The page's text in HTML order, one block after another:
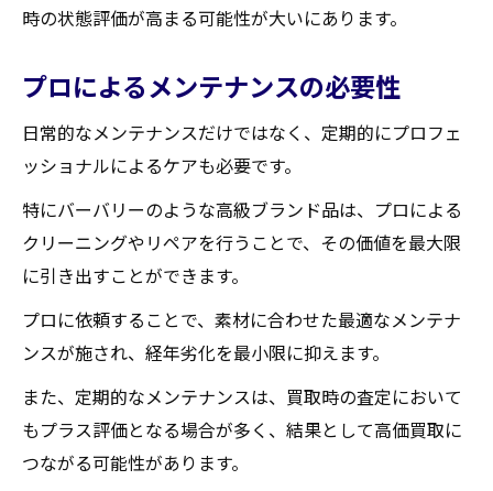
時の状態評価が高まる可能性が大いにあります。
プロによるメンテナンスの必要性
日常的なメンテナンスだけではなく、定期的にプロフェ
ッショナルによるケアも必要です。
特にバーバリーのような高級ブランド品は、プロによる
クリーニングやリペアを行うことで、その価値を最大限
に引き出すことができます。
プロに依頼することで、素材に合わせた最適なメンテナ
ンスが施され、経年劣化を最小限に抑えます。
また、定期的なメンテナンスは、買取時の査定において
もプラス評価となる場合が多く、結果として高価買取に
つながる可能性があります。